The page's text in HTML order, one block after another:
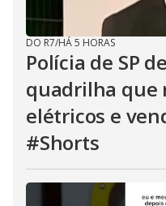
DO R7/HÁ 5 HORAS
Polícia de SP
quadrilha que
elétricos e
#Shorts